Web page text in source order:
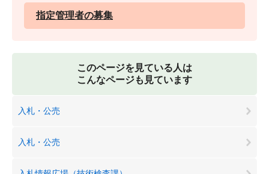
指定管理者の募集
このページを見ている人は
こんなページも見ています
入札・公売
入札・公売